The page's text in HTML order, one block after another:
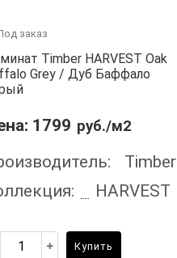
заказ
Timber HARVEST Oak
Grey / Дуб Баффало
1799 руб./м2
Timber
HARVEST
Купить